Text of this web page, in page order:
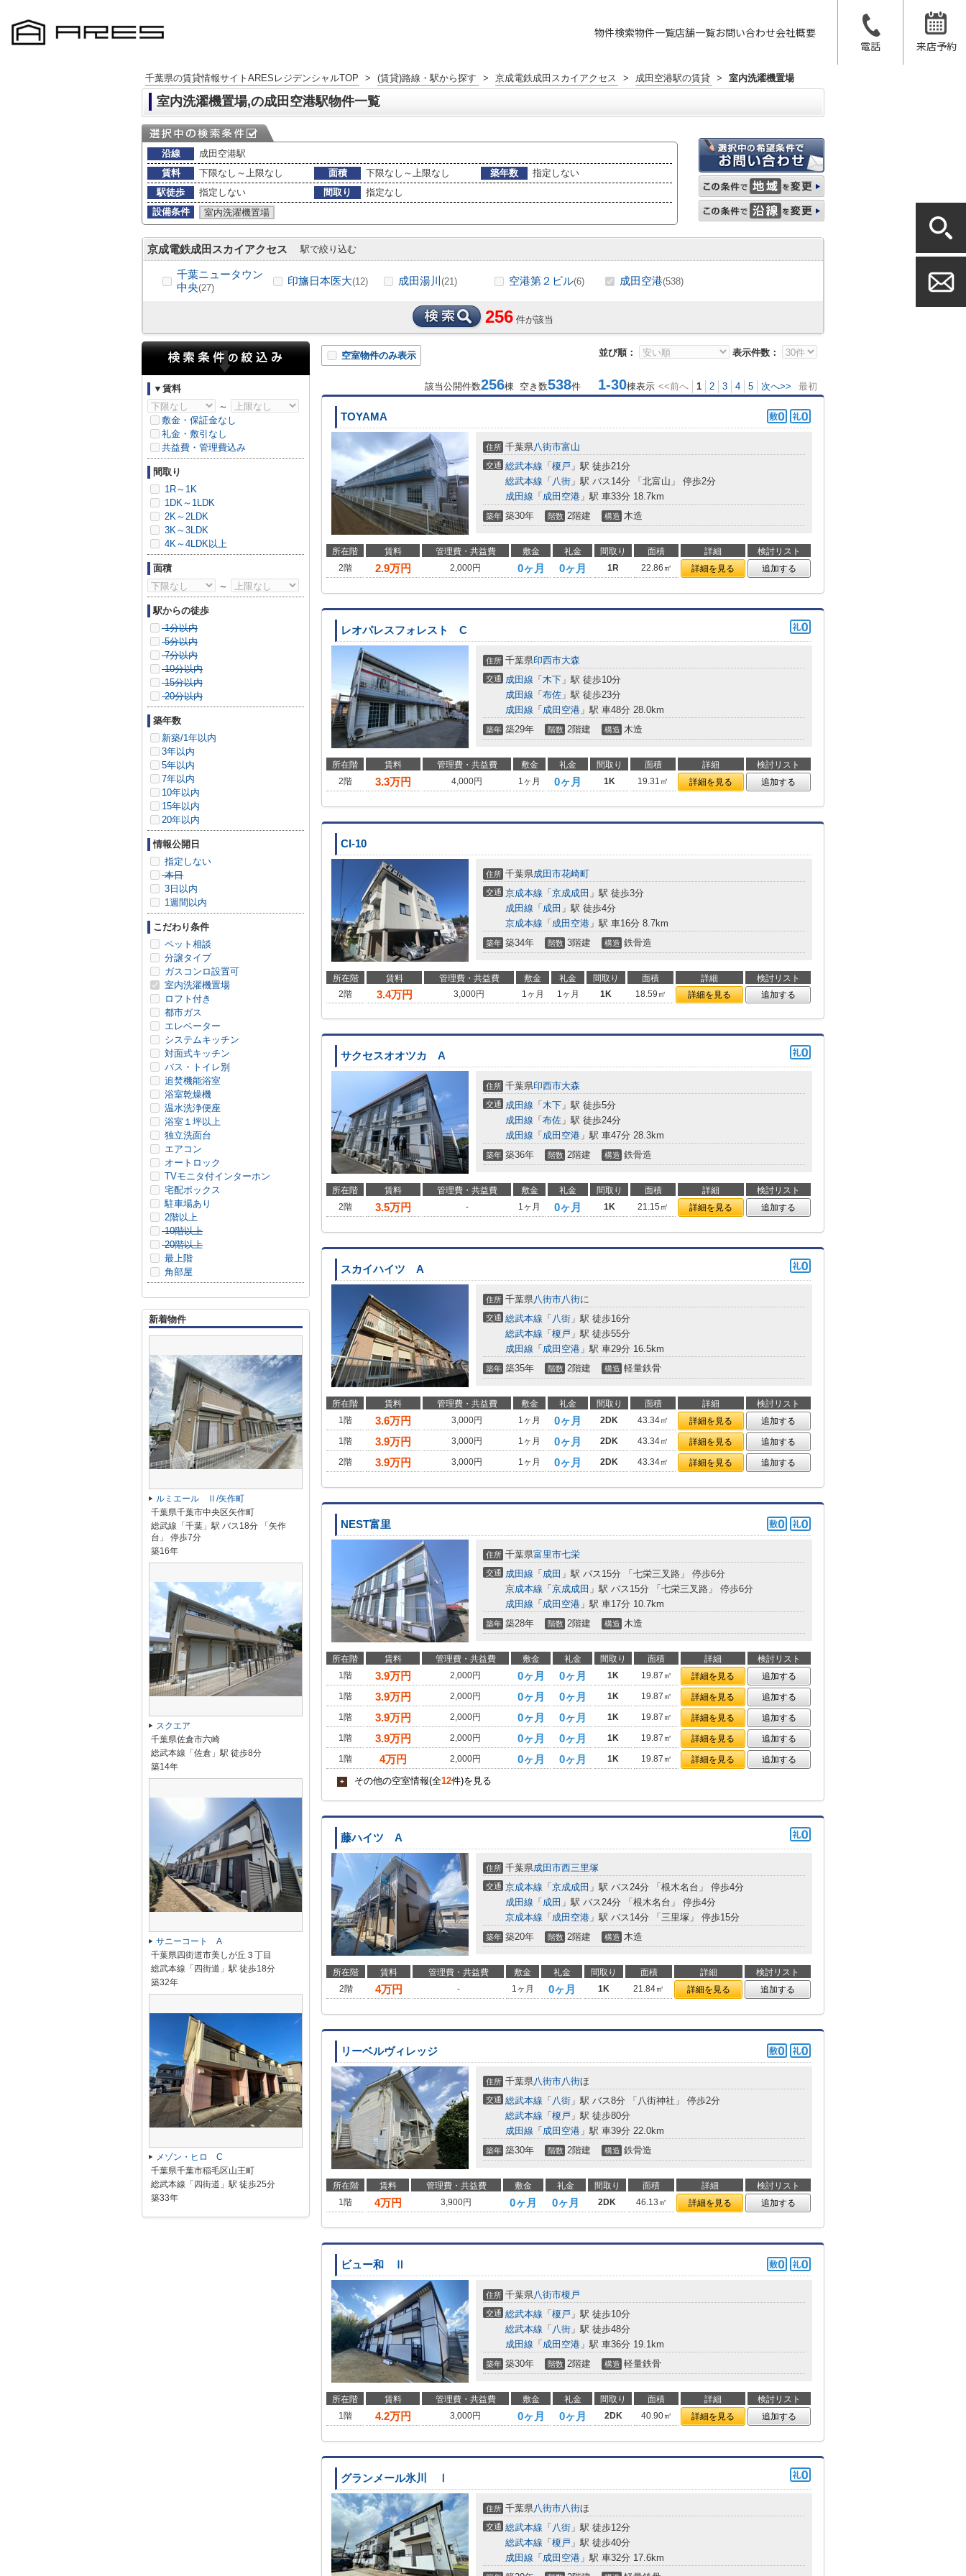
物件検索物件一覧店舗一覧お問い合わせ会社概要
電話
来店予約
千葉県の賃貸情報サイトARESレジデンシャルTOP > (賃貸)路線・駅から探す > 京成電鉄成田スカイアクセス > 成田空港駅の賃貸 > 室内洗濯機置場
室内洗濯機置場,の成田空港駅物件一覧
沿線
成田空港駅
賃料
下限なし～上限なし 面積 下限なし～上限なし 築年数
指定しない
駅徒歩
指定しない 間取り
指定なし
設備条件
室内洗濯機置場
京成電鉄成田スカイアクセス 駅で絞り込む
千葉ニュータウン
中央(27)
印旛日本医大(12) 成田湯川 (21) 空港第２ビル(6) 成田空港(538)
256 件が該当
並び順： 表示件数：
空室物件のみ表示
該当公開件数256棟 空き数538件 1-30棟表示 <<前へ 1 2 3 4 5 次へ>> 最初
TOYAMA
住所 千葉県八街市富山
交通 総武本線 「 榎戸 」駅 徒歩21分
総武本線 「 八街 」駅 バス14分 「北富山」 停歩2分
成田線 「 成田空港 」駅 車33分 18.7km
築年 築30年 階数 2階建 構造 木造
所在階 賃料 管理費・共益費 敷金 礼金 間取り 面積 詳細
検討リスト
2階
2.9万円 2,000円 0ヶ月 0ヶ月 1R 22.86㎡ 詳細を見る 追加する
レオパレスフォレスト C
住所 千葉県印西市大森
交通 成田線 「 木下 」駅 徒歩10分
成田線 「 布佐 」駅 徒歩23分
成田線 「 成田空港 」駅 車48分 28.0km
築年 築29年 階数 2階建 構造 木造
所在階 賃料 管理費・共益費 敷金 礼金 間取り 面積 詳細
検討リスト
2階
3.3万円 4,000円 1ヶ月 0ヶ月 1K 19.31㎡ 詳細を見る 追加する
CI-10
住所 千葉県成田市花崎町
交通 京成本線 「 京成成田 」駅 徒歩3分
成田線 「 成田 」駅 徒歩4分
京成本線 「 成田空港 」駅 車16分 8.7km
築年 築34年 階数 3階建 構造 鉄骨造
所在階 賃料 管理費・共益費 敷金 礼金 間取り 面積 詳細
検討リスト
2階
3.4万円 3,000円 1ヶ月 1ヶ月 1K 18.59㎡ 詳細を見る 追加する
サクセスオオツカ A
住所 千葉県印西市大森
交通 成田線 「 木下 」駅 徒歩5分
成田線 「 布佐 」駅 徒歩24分
成田線 「 成田空港 」駅 車47分 28.3km
築年 築36年 階数 2階建 構造 鉄骨造
所在階 賃料 管理費・共益費 敷金 礼金 間取り 面積 詳細
検討リスト
2階
3.5万円 - 1ヶ月 0ヶ月 1K 21.15㎡ 詳細を見る 追加する
スカイハイツ A
住所 千葉県八街市八街に
交通 総武本線 「 八街 」駅 徒歩16分
総武本線 「 榎戸 」駅 徒歩55分
成田線 「 成田空港 」駅 車29分 16.5km
築年 築35年 階数 2階建 構造 軽量鉄骨
所在階 賃料 管理費・共益費 敷金 礼金 間取り 面積 詳細
検討リスト
1階
3.6万円 3,000円 1ヶ月 0ヶ月 2DK 43.34㎡ 詳細を見る
追加する
1階
3.9万円 3,000円 1ヶ月 0ヶ月 2DK 43.34㎡ 詳細を見る
追加する
2階
3.9万円 3,000円 1ヶ月 0ヶ月 2DK 43.34㎡ 詳細を見る 追加する
NEST富里
住所 千葉県富里市七栄
交通 成田線 「 成田 」駅 バス15分 「七栄三叉路」 停歩6分
京成本線 「 京成成田 」駅 バス15分 「七栄三叉路」 停歩6分
成田線 「 成田空港 」駅 車17分 10.7km
築年 築28年 階数 2階建 構造 木造
所在階 賃料 管理費・共益費 敷金 礼金 間取り 面積 詳細
検討リスト
1階
3.9万円 2,000円 0ヶ月 0ヶ月 1K 19.87㎡ 詳細を見る
追加する
1階
3.9万円 2,000円 0ヶ月 0ヶ月 1K 19.87㎡ 詳細を見る
追加する
1階
3.9万円 2,000円 0ヶ月 0ヶ月 1K 19.87㎡ 詳細を見る
追加する
1階
3.9万円 2,000円 0ヶ月 0ヶ月 1K 19.87㎡ 詳細を見る
追加する
1階
4万円 2,000円 0ヶ月 0ヶ月 1K 19.87㎡ 詳細を見る 追加する
+ その他の空室情報(全12件)を見る
藤ハイツ A
住所 千葉県成田市西三里塚
交通 京成本線 「 京成成田 」駅 バス24分 「根木名台」 停歩4分
成田線 「 成田 」駅 バス24分 「根木名台」 停歩4分
京成本線 「 成田空港 」駅 バス14分 「三里塚」 停歩15分
築年 築20年 階数 2階建 構造 木造
所在階 賃料 管理費・共益費 敷金 礼金 間取り 面積 詳細
検討リスト
2階
4万円 - 1ヶ月 0ヶ月 1K 21.84㎡ 詳細を見る 追加する
リーベルヴィレッジ
住所 千葉県八街市八街ほ
交通 総武本線 「 八街 」駅 バス8分 「八街神社」 停歩2分
総武本線 「 榎戸 」駅 徒歩80分
成田線 「 成田空港 」駅 車39分 22.0km
築年 築30年 階数 2階建 構造 鉄骨造
所在階 賃料 管理費・共益費 敷金 礼金 間取り 面積 詳細
検討リスト
1階
4万円 3,900円 0ヶ月 0ヶ月 2DK 46.13㎡ 詳細を見る 追加する
ビュー和 Ⅱ
住所 千葉県八街市榎戸
交通 総武本線 「 榎戸 」駅 徒歩10分
総武本線 「 八街 」駅 徒歩48分
成田線 「 成田空港 」駅 車36分 19.1km
築年 築30年 階数 2階建 構造 軽量鉄骨
所在階 賃料 管理費・共益費 敷金 礼金 間取り 面積 詳細
検討リスト
1階
4.2万円 3,000円 0ヶ月 0ヶ月 2DK 40.90㎡ 詳細を見る 追加する
グランメール氷川 Ⅰ
住所 千葉県八街市八街ほ
交通 総武本線 「 八街 」駅 徒歩12分
総武本線 「 榎戸 」駅 徒歩40分
成田線 「 成田空港 」駅 車32分 17.6km
▼賃料
～
敷金・保証金なし
礼金・敷引なし
共益費・管理費込み
間取り
1R～1K
1DK～1LDK
2K～2LDK
3K～3LDK
4K～4LDK以上
面積
～
駅からの徒歩
1分以内
5分以内
7分以内
10分以内
15分以内
20分以内
築年数
新築/1年以内
3年以内
5年以内
7年以内
10年以内
15年以内
20年以内
情報公開日
指定しない
本日
3日以内
1週間以内
こだわり条件
ペット相談
分譲タイプ
ガスコンロ設置可
室内洗濯機置場
ロフト付き
都市ガス
エレベーター
システムキッチン
対面式キッチン
バス・トイレ別
追焚機能浴室
浴室乾燥機
温水洗浄便座
浴室１坪以上
独立洗面台
エアコン
オートロック
TVモニタ付インターホン
宅配ボックス
駐車場あり
2階以上
10階以上
20階以上
最上階
角部屋
新着物件
ルミエール Ⅱ/矢作町
千葉県千葉市中央区矢作町
総武線「千葉」駅 バス18分 「矢作
台」 停歩7分
築16年
スクエア
千葉県佐倉市六崎
総武本線「佐倉」駅 徒歩8分
築14年
サニーコート A
千葉県四街道市美しが丘３丁目
総武本線「四街道」駅 徒歩18分
築32年
メゾン・ヒロ C
千葉県千葉市稲毛区山王町
総武本線「四街道」駅 徒歩25分
築33年